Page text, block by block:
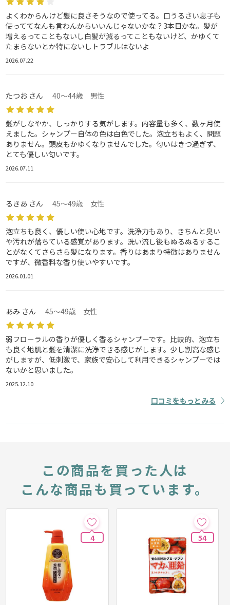
よくわからんけど髪に良さそうなので使ってる。口うるさい息子も
使っててなんも言わんからいいんじゃないかな？3本目かな。髪が
増えるってこともないし白髪が減るってこともないけど、かゆくて
たまらないとか特にないしトラブルはないよ
2026.07.22
たつお さん 40～44歳 男性
髪がしなやか、しっかりする気がします。内容量も多く、数ヶ月使
えました。シャンプー自体の色は白色でした。泡立ちもよく、問題
ありません。頭皮もかゆくなりませんでした。匂いはきつ過ぎず、
とても優しい匂いです。
2026.07.11
るきあ さん 45～49歳 女性
泡立ちも良く、優しい使い心地です。洗浄力もあり、きちんと臭い
や汚れが落ちている感覚があります。洗い流し後もぬるぬるするこ
とがなくてさらさら髪になります。香りはあまり特徴はありません
ですが、微香料な香り使いやすいです。
2026.01.01
あみ さん 45～49歳 女性
弱フローラルの香りが優しく香るシャンプーです。比較的、泡立ち
も良く地肌と髪を清潔に洗浄できる感じがします。少し割高な感じ
がしますが、低刺激で、家族で安心して利用できるシャンプーでは
ないかと思いました。
2025.12.10
口コミをもっとみる
この商品を買った人は
こんな商品も買っています。
4 54